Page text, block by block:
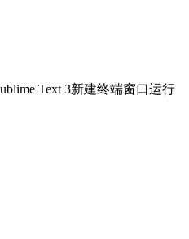
Text 3新建终端窗口运行